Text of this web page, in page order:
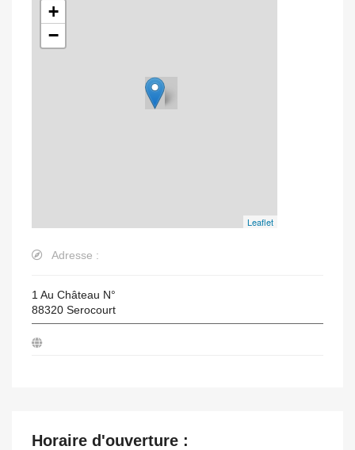
+
−
Leaflet
Adresse :
1 Au Château N°
88320 Serocourt
Horaire d'ouverture :